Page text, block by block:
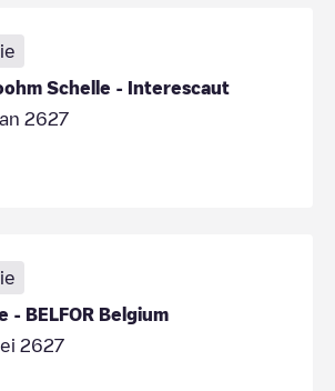
Schelle - Interescaut
2627
- BELFOR Belgium
2627